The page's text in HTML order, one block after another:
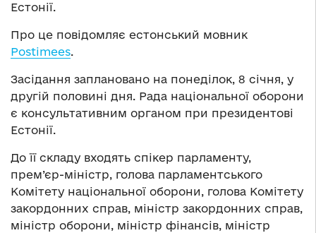
Естонії.
Про це повідомляє естонський мовник
Postimees.
Засідання заплановано на понеділок, 8 січня, у
другій половині дня. Рада національної оборони
є консультативним органом при президентові
Естонії.
До її складу входять спікер парламенту,
прем’єр-міністр, голова парламентського
Комітету національної оборони, голова Комітету
закордонних справ, міністр закордонних справ,
міністр оборони, міністр фінансів, міністр